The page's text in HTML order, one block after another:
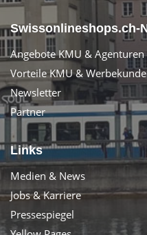
Swissonlineshops.ch-
Angebote KMU & Agenturen
Vorteile KMU &
Newsletter
Partner
Links
Medien & News
Jobs & Karriere
Pressespiegel